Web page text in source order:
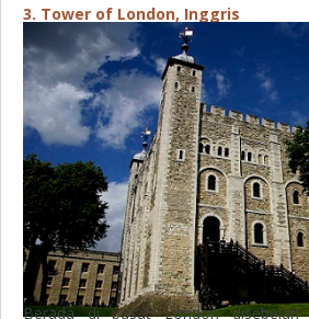
3. Tower of London, Inggris
Berada di pusat London disebelah